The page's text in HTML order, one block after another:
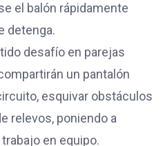
el balón rápidamente
detenga.
desafío en parejas
un pantalón
esquivar obstáculos
relevos, poniendo a
en equipo.